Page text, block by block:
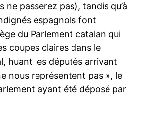
ne passerez pas), tandis qu’à
espagnols font
du Parlement catalan qui
coupes claires dans le
huant les députés arrivant
nous représentent pas », le
ayant été déposé par